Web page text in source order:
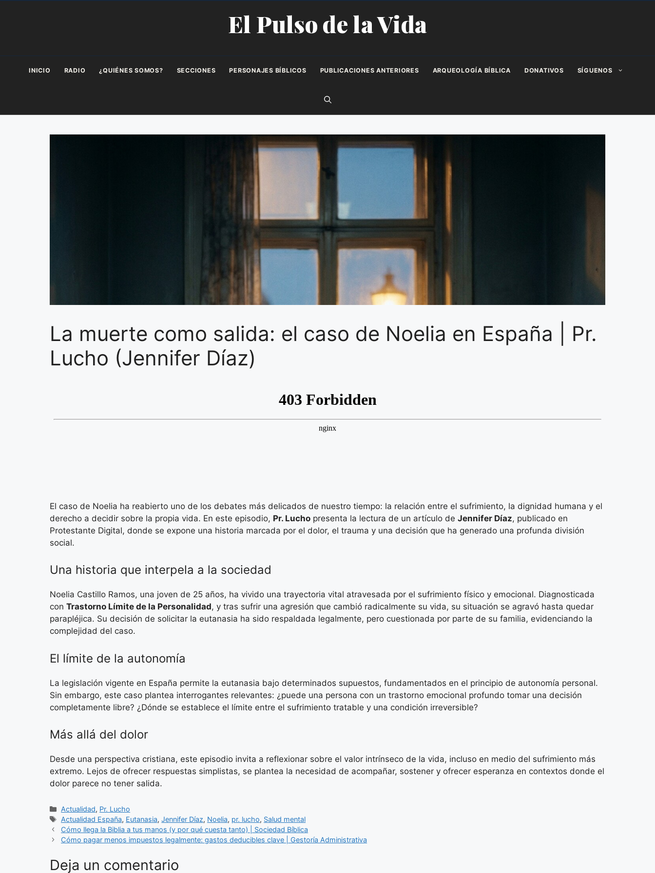
El Pulso de la Vida
INICIO RADIO ¿QUIÉNES SOMOS? SECCIONES PERSONAJES BÍBLICOS PUBLICACIONES ANTERIORES ARQUEOLOGÍA BÍBLICA DONATIVOS SÍGUENOS
La muerte como salida: el caso de Noelia en España | Pr.
Lucho (Jennifer Díaz)
El caso de Noelia ha reabierto uno de los debates más delicados de nuestro tiempo: la relación entre el sufrimiento, la dignidad humana y el
derecho a decidir sobre la propia vida. En este episodio, Pr. Lucho presenta la lectura de un artículo de Jennifer Díaz, publicado en
Protestante Digital, donde se expone una historia marcada por el dolor, el trauma y una decisión que ha generado una profunda división
social.
Una historia que interpela a la sociedad
Noelia Castillo Ramos, una joven de 25 años, ha vivido una trayectoria vital atravesada por el sufrimiento físico y emocional. Diagnosticada
con Trastorno Límite de la Personalidad, y tras sufrir una agresión que cambió radicalmente su vida, su situación se agravó hasta quedar
parapléjica. Su decisión de solicitar la eutanasia ha sido respaldada legalmente, pero cuestionada por parte de su familia, evidenciando la
complejidad del caso.
El límite de la autonomía
La legislación vigente en España permite la eutanasia bajo determinados supuestos, fundamentados en el principio de autonomía personal.
Sin embargo, este caso plantea interrogantes relevantes: ¿puede una persona con un trastorno emocional profundo tomar una decisión
completamente libre? ¿Dónde se establece el límite entre el sufrimiento tratable y una condición irreversible?
Más allá del dolor
Desde una perspectiva cristiana, este episodio invita a reflexionar sobre el valor intrínseco de la vida, incluso en medio del sufrimiento más
extremo. Lejos de ofrecer respuestas simplistas, se plantea la necesidad de acompañar, sostener y ofrecer esperanza en contextos donde el
dolor parece no tener salida.
Categorías
Actualidad, Pr. Lucho
Etiquetas
Actualidad España, Eutanasia,Jennifer Díaz, Noelia, pr. lucho, Salud mental
Cómo llega la Biblia a tus manos (y por qué cuesta tanto) | Sociedad Bíblica
Cómo pagar menos impuestos legalmente: gastos deducibles clave | Gestoría Administrativa
Deja un comentario